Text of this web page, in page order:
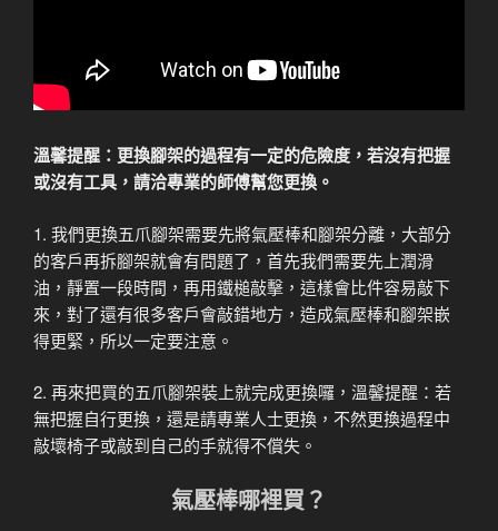
溫馨提醒：更換腳架的過程有一定的危險度，若沒有把握
或沒有工具，請洽專業的師傅幫您更換。
1. 我們更換五爪腳架需要先將氣壓棒和腳架分離，大部分
的客戶再拆腳架就會有問題了，首先我們需要先上潤滑
油，靜置一段時間，再用鐵槌敲擊，這樣會比件容易敲下
來，對了還有很多客戶會敲錯地方，造成氣壓棒和腳架嵌
得更緊，所以一定要注意。
2. 再來把買的五爪腳架裝上就完成更換囉，溫馨提醒：若
無把握自行更換，還是請專業人士更換，不然更換過程中
敲壞椅子或敲到自己的手就得不償失。
氣壓棒哪裡買？